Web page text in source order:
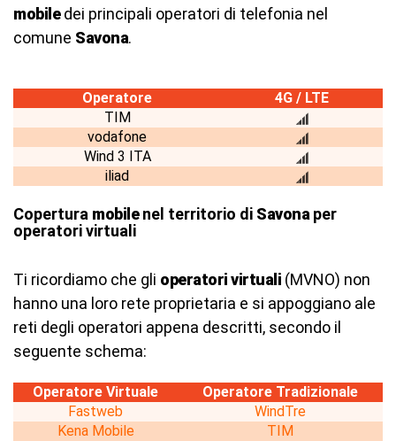
mobiledei principali operatori di telefonia nel
comune Savona.
Operatore
4G / LTE
TIM
vodafone
Wind 3 ITA
iliad
Copertura mobilenel territorio di Savona per
operatori virtuali
Ti ricordiamo che gli operatori virtuali (MVNO) non
hanno una loro rete proprietaria e si appoggiano ale
reti degli operatori appena descritti, secondo il
seguente schema:
Operatore Virtuale
Operatore Tradizionale
Fastweb
WindTre
Kena Mobile
TIM